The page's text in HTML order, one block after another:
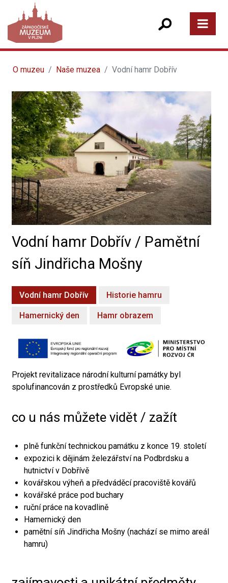
O muzeu Naše muzea Vodní hamr Dobřív
Vodní hamr Dobřív / Pamětní
síň Jindřicha Mošny
Vodní hamr Dobřív Historie hamru
Hamernický den Hamr obrazem
Projekt revitalizace národní kulturní památky byl
spolufinancován z prostředků Evropské unie.
co u nás můžete vidět / zažít
plně funkční technickou památku z konce 19. století
expozici k dějinám železářství na Podbrdsku a
hutnictví v Dobřívě
kovářskou výheň a předváděcí pracoviště kovářů
kovářské práce pod buchary
ruční práce na kovadlině
Hamernický den
pamětní síň Jindřicha Mošny (nachází se mimo areál
hamru)